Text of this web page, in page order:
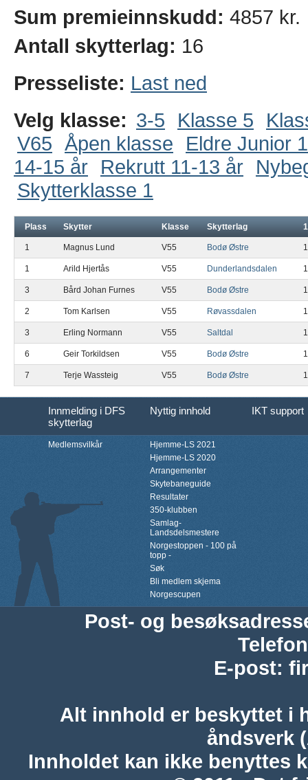
Sum premieinnskudd: 4857 kr.
Antall skytterlag: 16
Presseliste: Last ned
Velg klasse: 3-5 Klasse 5
V65 Åpen klasse
Eldre Junior
14-15 år
Rekrutt 11-13 år
Skytterklasse 1
Plass Skytter Klasse Skytterlag
1 Magnus Lund V55 Bodø Østre
1 Arild Hjertås V55 Dunderlandsdalen
3 Bård Johan Furnes V55 Bodø Østre
2 Tom Karlsen V55 Røvassdalen
3 Erling Normann V55 Saltdal
6 Geir Torkildsen V55 Bodø Østre
7 Terje Wassteig V55 Bodø Østre
Innmelding i DFS
skytterlag
Nyttig innhold IKT support
Medlemsvilkår
Hjemme-LS 2021
Hjemme-LS 2020
Arrangementer
Skytebaneguide
Resultater
350-klubben
Samlag-
Landsdelsmestere
Norgestoppen - 100 på
topp -
Søk
Bli medlem skjema
Norgescupen
Post- og
Telefon
E-post:
Alt innhold er beskyttet i
åndsverk
Innholdet kan ikke benyttes